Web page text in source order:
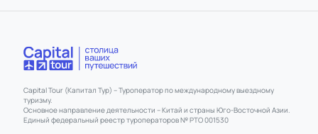
Capital Tour (Капитал Тур) – Туроператор по международному выездному
туризму.
Основное направление деятельности – Китай и страны Юго-Восточной Азии.
Единый федеральный реестр туроператоров № РТО 001530